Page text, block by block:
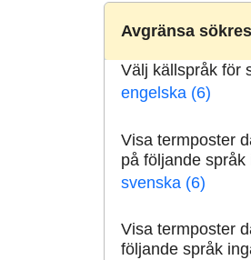
Avgränsa
Välj källspråk för
engelska (6)
Visa termposter
på följande språk
svenska (6)
Visa termposter
följande språk